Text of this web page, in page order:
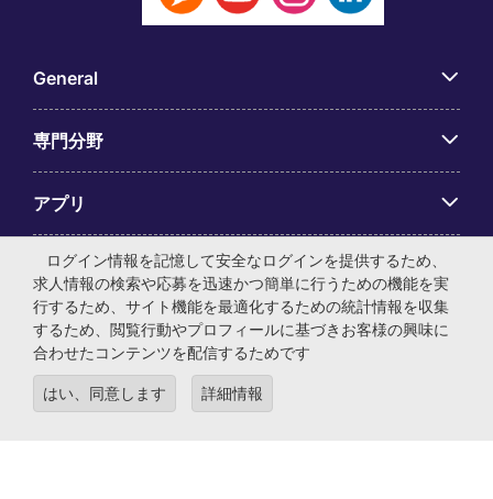
General
専門分野
アプリ
Employer Centre
© マイケル・ペイジ・インターナショナル・ジャパン株式会
社 法人番号：0104-01-043253 本社所在地：〒105-0001 東
ログイン情報を記憶して安全なログインを提供するため、
求人情報の検索や応募を迅速かつ簡単に行うための機能を実
行するため、サイト機能を最適化するための統計情報を収集
するため、閲覧行動やプロフィールに基づきお客様の興味に
合わせたコンテンツを配信するためです
はい、同意します 詳細情報